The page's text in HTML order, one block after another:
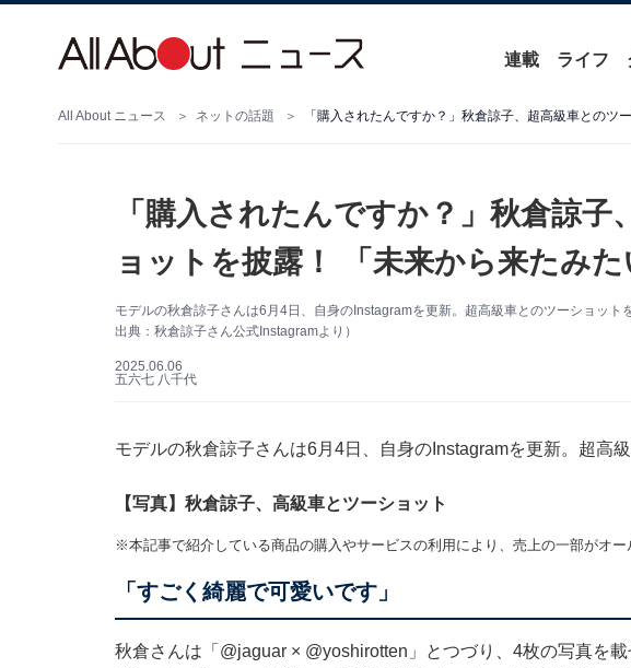
連載 ライフ
All About ニュース ネットの話題 「購入されたんですか？」秋倉諒子、超高級車とのツ
「購入されたんですか？」秋倉諒子
ョットを披露！ 「未来から来たみた
モデルの秋倉諒子さんは6月4日、自身のInstagramを更新。超高級車とのツーショット
出典：秋倉諒子さん公式Instagramより）
2025.06.06
五六七 八千代
モデルの秋倉諒子さんは6月4日、自身のInstagramを更新。超高
【写真】秋倉諒子、高級車とツーショット
※本記事で紹介している商品の購入やサービスの利用により、売上の一部がオー
「すごく綺麗で可愛いです」
秋倉さんは「 @jaguar× @yoshirotten 」とつづり、4枚の写真を